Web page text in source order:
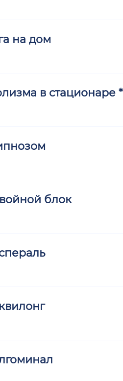
на дом
в стационаре *
блок